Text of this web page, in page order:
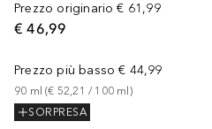
Prezzo originario € 61,99
€ 46,99
Prezzo più basso € 44,99
90 ml (€ 52,21 / 100 ml )
SORPRESA